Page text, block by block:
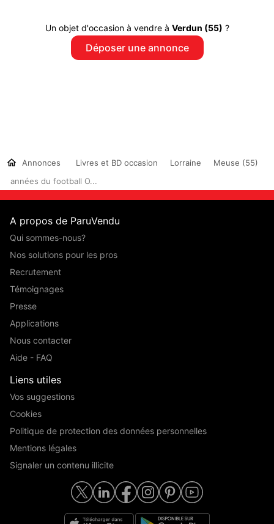
Un objet d'occasion à vendre à Verdun (55) ?
Déposer une annonce
Annonces Livres et BD occasion Lorraine
Meuse (55)
années du football O...
A propos de ParuVendu
Qui sommes-nous?
Nos solutions pour les pros
Recrutement
Témoignages
Presse
Applications
Nous contacter
Aide - FAQ
Liens utiles
Vos suggestions
Cookies
Politique de protection des données personnelles
Mentions légales
Signaler un contenu illicite